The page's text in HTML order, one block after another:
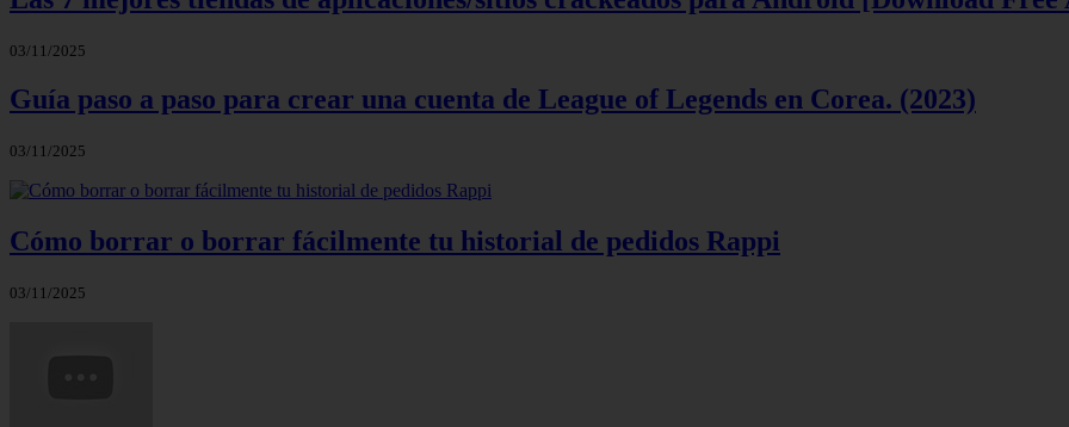
03/11/2025
Guía paso a paso para crear una cuenta de League of Legends en Corea. (2023)
03/11/2025
Cómo borrar o borrar fácilmente tu historial de pedidos Rappi
03/11/2025